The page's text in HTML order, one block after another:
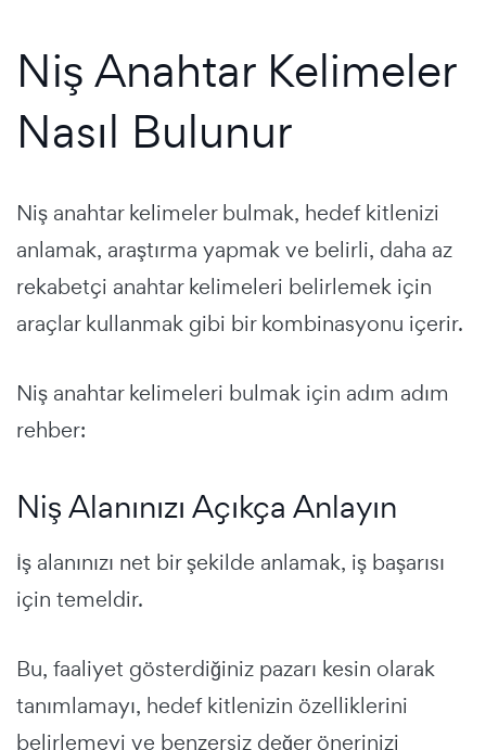
Niş Anahtar Kelimeler
Nasıl Bulunur
Niş anahtar kelimeler bulmak, hedef kitlenizi
anlamak, araştırma yapmak ve belirli, daha az
rekabetçi anahtar kelimeleri belirlemek için
araçlar kullanmak gibi bir kombinasyonu içerir.
Niş anahtar kelimeleri bulmak için adım adım
rehber:
Niş Alanınızı Açıkça Anlayın
İş alanınızı net bir şekilde anlamak, iş başarısı
için temeldir.
Bu, faaliyet gösterdiğiniz pazarı kesin olarak
tanımlamayı, hedef kitlenizin özelliklerini
belirlemeyi ve benzersiz değer önerinizi